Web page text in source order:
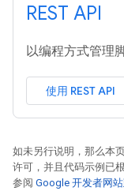
REST API
以编程方式管理
使用 REST API
如未另行说明，那么本
许可，并且代码示例已
参阅 Google 开发者网